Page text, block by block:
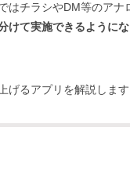
はチラシやDM等のアナ
けて実施できるように
げるアプリを解説します